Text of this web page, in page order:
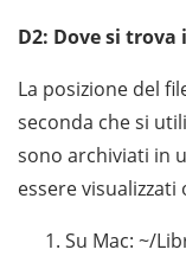
D2: Dove si
La posizione del
seconda che si
sono archiviati in
essere
Su Mac: ~/